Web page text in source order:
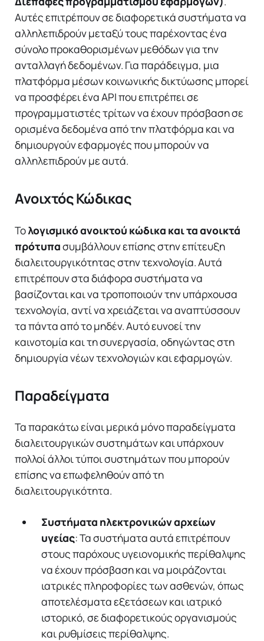
Αυτές επιτρέπουν σε διαφορετικά συστήματα να
αλληλεπιδρούν μεταξύ τους παρέχοντας ένα
σύνολο προκαθορισμένων μεθόδων για την
ανταλλαγή δεδομένων. Για παράδειγμα, μια
πλατφόρμα μέσων κοινωνικής δικτύωσης μπορεί
να προσφέρει ένα API που επιτρέπει σε
προγραμματιστές τρίτων να έχουν πρόσβαση σε
ορισμένα δεδομένα από την πλατφόρμα και να
δημιουργούν εφαρμογές που μπορούν να
αλληλεπιδρούν με αυτά.
Ανοιχτός Κώδικας
Τολογισμικό ανοικτού κώδικα και τα ανοικτά
πρότυπασυμβάλλουν επίσης στην επίτευξη
διαλειτουργικότητας στην τεχνολογία. Αυτά
επιτρέπουν στα διάφορα συστήματα να
βασίζονται και να τροποποιούν την υπάρχουσα
τεχνολογία, αντί να χρειάζεται να αναπτύσσουν
τα πάντα από το μηδέν. Αυτό ευνοεί την
καινοτομία και τη συνεργασία, οδηγώντας στη
δημιουργία νέων τεχνολογιών και εφαρμογών.
Παραδείγματα
Τα παρακάτω είναι μερικά μόνο παραδείγματα
διαλειτουργικών συστημάτων και υπάρχουν
πολλοί άλλοι τύποι συστημάτων που μπορούν
επίσης να επωφεληθούν από τη
διαλειτουργικότητα.
Συστήματα ηλεκτρονικών αρχείων
υγείας: Τα συστήματα αυτά επιτρέπουν
στους παρόχους υγειονομικής περίθαλψης
να έχουν πρόσβαση και να μοιράζονται
ιατρικές πληροφορίες των ασθενών, όπως
αποτελέσματα εξετάσεων και ιατρικό
ιστορικό, σε διαφορετικούς οργανισμούς
και ρυθμίσεις περίθαλψης.